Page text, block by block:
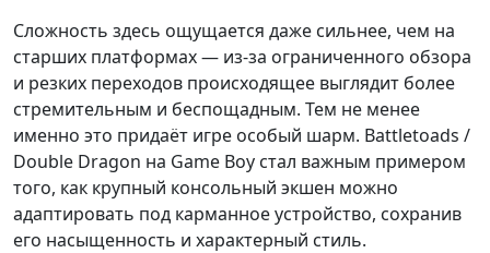
Сложность здесь ощущается даже сильнее, чем на
старших платформах — из-за ограниченного обзора
и резких переходов происходящее выглядит более
стремительным и беспощадным. Тем не менее
именно это придаёт игре особый шарм. Battletoads /
Double Dragon на Game Boy стал важным примером
того, как крупный консольный экшен можно
адаптировать под карманное устройство, сохранив
его насыщенность и характерный стиль.